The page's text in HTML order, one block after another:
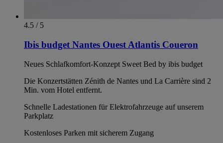
4.5 / 5
Ibis budget Nantes Ouest Atlantis Coueron
Neues Schlafkomfort-Konzept Sweet Bed by ibis budget
Die Konzertstätten Zénith de Nantes und La Carrière sind 2
Min. vom Hotel entfernt.
Schnelle Ladestationen für Elektrofahrzeuge auf unserem
Parkplatz
Kostenloses Parken mit sicherem Zugang